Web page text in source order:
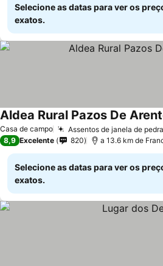
Selecione as datas para ver os
exatos.
Casa de campo Assentos de janela de
Aldea Rural Pazos De
8,9 Excelente 820 a 13.6 km de
Selecione as datas para ver os
exatos.